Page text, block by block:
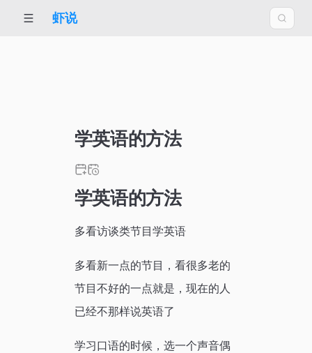
虾说
学英语的方法
学英语的方法
多看访谈类节目学英语
多看新一点的节目，看很多老的
节目不好的一点就是，现在的人
已经不那样说英语了
学习口语的时候，选一个声音偶